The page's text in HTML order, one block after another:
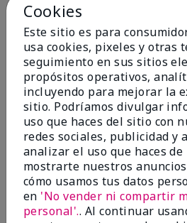
Evaluado por 13 clientes
5
Yeh! I really works
EnviadoHace 4 meses
porChar
deDetroit, Mi
Evaluado en
marykay.com/en-us/
I ski all winter and since adding
Cookies
Este sitio es para
usa cookies, pixeles y otras
seguimiento en sus sitios
propósitos operativos,
incluyendo para mejorar la
sitio. Podríamos divulgar
uso que haces del sitio con
redes sociales, publicidad y
analizar el uso que haces
mostrarte nuestros
cómo usamos tus datos
en 'No vender ni compartir
personal'.. Al continuar